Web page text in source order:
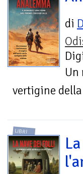
di
Un
vertigine della
LIBRI